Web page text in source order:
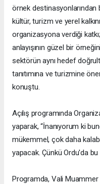
örnek destinasyonlarından
kültür, turizm ve yerel
organizasyona verdiği
anlayışının güzel bir
sektörün aynı hedef
tanıtımına ve turizmine
konuştu.
Açılış programında
yaparak, “İnanıyorum ki
mükemmel, çok daha
yapacak. Çünkü Ordu'da
Programda, Vali Muammer